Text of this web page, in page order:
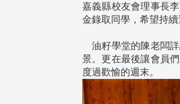
嘉義縣校友會理事長
金錄取同學，希望持續
油籽學堂的陳老闆詳
景。更在最後讓會員
度過歡愉的週末。